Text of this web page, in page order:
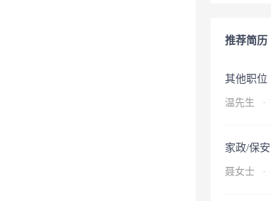
推荐简历
其他职位
温先生 ·
家政/保安
聂女士 ·